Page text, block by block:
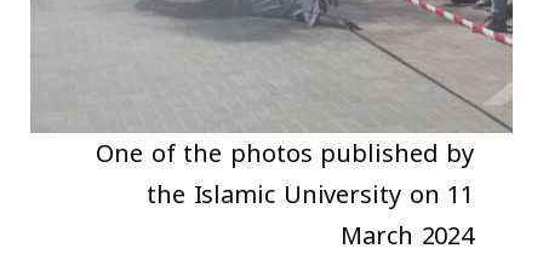
One of the photos published by
the Islamic University on 11
March 2024